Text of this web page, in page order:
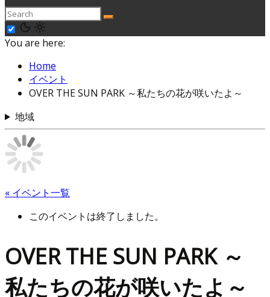
You are here:
Home
イベント
OVER THE SUN PARK ～私たちの花が咲いたよ～
地域
« イベント一覧
このイベントは終了しました。
OVER THE SUN PARK ～
私たちの花が咲いたよ～